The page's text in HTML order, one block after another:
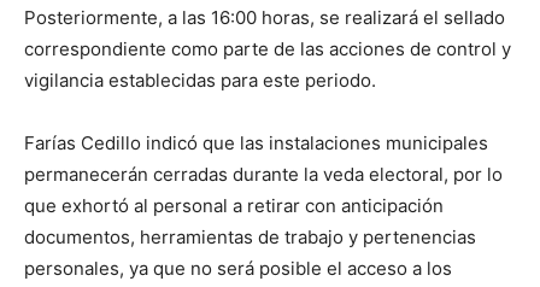
Posteriormente, a las 16:00 horas, se realizará el sellado
correspondiente como parte de las acciones de control y
vigilancia establecidas para este periodo.
Farías Cedillo indicó que las instalaciones municipales
permanecerán cerradas durante la veda electoral, por lo
que exhortó al personal a retirar con anticipación
documentos, herramientas de trabajo y pertenencias
personales, ya que no será posible el acceso a los